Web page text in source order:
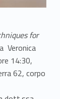
for
Veronica
14:30,
62, corpo